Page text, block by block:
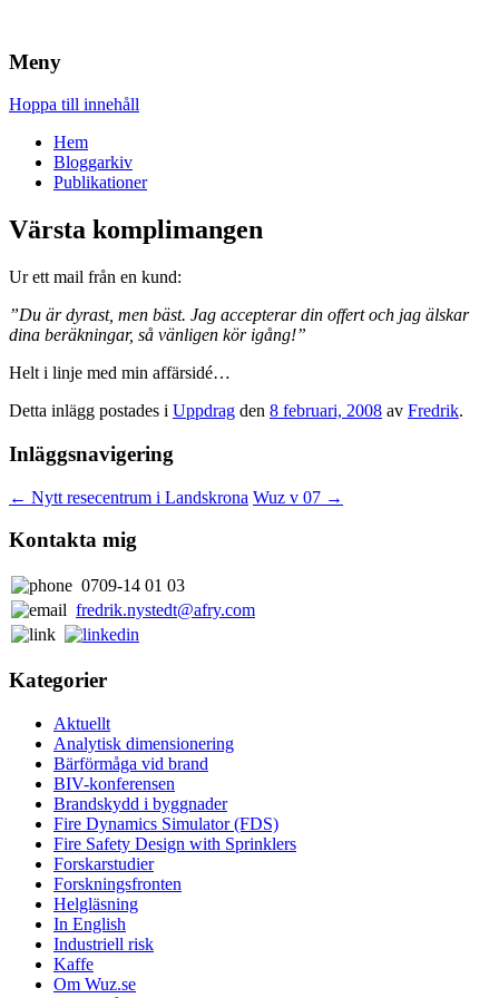
Wuz
Meny
Hoppa till innehåll
Hem
Bloggarkiv
Publikationer
Värsta komplimangen
Ur ett mail från en kund:
”Du är dyrast, men bäst. Jag accepterar din offert och jag älskar
dina beräkningar, så vänligen kör igång!”
Helt i linje med min affärsidé…
Detta inlägg postades i Uppdrag den 8 februari, 2008 av Fredrik.
Inläggsnavigering
← Nytt resecentrum i Landskrona Wuz v 07 →
Kontakta mig
0709-14 01 03
fredrik.nystedt@afry.com
Kategorier
Aktuellt
Analytisk dimensionering
Bärförmåga vid brand
BIV-konferensen
Brandskydd i byggnader
Fire Dynamics Simulator (FDS)
Fire Safety Design with Sprinklers
Forskarstudier
Forskningsfronten
Helgläsning
In English
Industriell risk
Kaffe
Om Wuz.se